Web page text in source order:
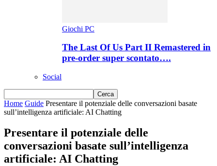
Giochi PC
The Last Of Us Part II Remastered in
pre-order super scontato….
Social
Home Guide Presentare il potenziale delle conversazioni basate
sull’intelligenza artificiale: AI Chatting
Presentare il potenziale delle
conversazioni basate sull’intelligenza
artificiale: AI Chatting